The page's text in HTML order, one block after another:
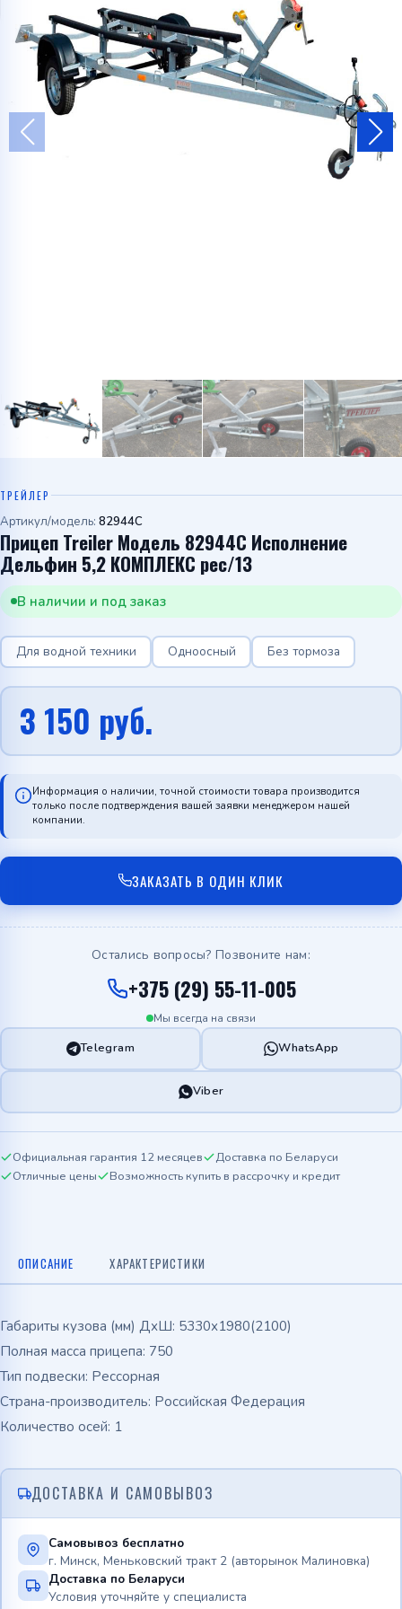
Telegram
WhatsApp
ТРЕЙЛЕР
Артикул/модель: 82944С
Прицеп Treiler Модель 82944С Исполнение
Дельфин 5,2 КОМПЛЕКС рес/13
В наличии и под заказ
Для водной техники Одноосный Без тормоза
3 150 руб.
Информация о наличии, точной стоимости товара производится
только после подтверждения вашей заявки менеджером нашей
компании.
ЗАКАЗАТЬ В ОДИН КЛИК
Остались вопросы? Позвоните нам:
+375 (29) 55-11-005
Мы всегда на связи
Telegram WhatsApp
Viber
Официальная гарантия 12 месяцев
Доставка по Беларуси
Отличные цены
Возможность купить в рассрочку и кредит
ОПИСАНИЕ ХАРАКТЕРИСТИКИ
Габариты кузова (мм) ДхШ: 5330х1980(2100)
Полная масса прицепа: 750
Тип подвески: Рессорная
Страна-производитель: Российская Федерация
Количество осей: 1
ДОСТАВКА И САМОВЫВОЗ
Самовывоз бесплатно
г. Минск, Меньковский тракт 2 (авторынок Малиновка)
Доставка по Беларуси
Условия уточняйте у специалиста